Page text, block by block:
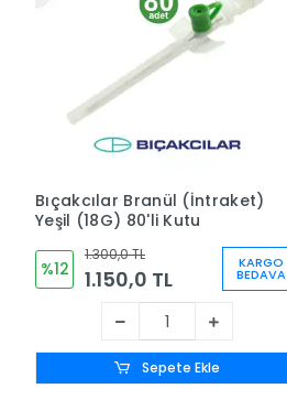
Bıçakcılar Branül (İntraket)
Yeşil (18G) 80'li Kutu
%12
1.300,0 TL
1.150,0 TL
KARGO
BEDAVA
Sepete Ekle